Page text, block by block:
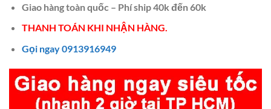
Giao hàng toàn quốc – Phí ship 40k đến 60k
THANH TOÁN KHI NHẬN HÀNG.
Gọi ngay 0913916949